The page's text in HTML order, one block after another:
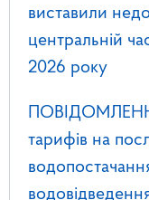
виставили
центральній
2026 року
тарифів на